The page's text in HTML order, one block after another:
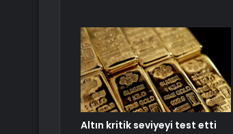
Altın kritik seviyeyi test etti